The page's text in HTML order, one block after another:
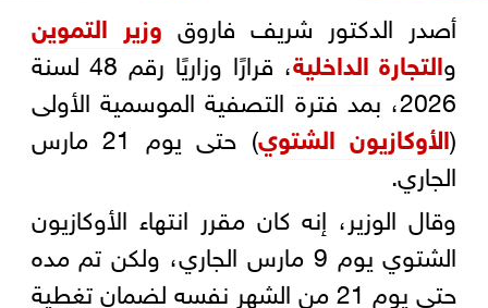
أصدر الدكتور شريف فاروق وزير التموين
والتجارة الداخلية
، قرارًا وزاريًا رقم 48 لسنة
2026، بمد فترة التصفية الموسمية الأولى
(الأوكازيون الشتوي
) حتى يوم 21 مارس
الجاري.
وقال الوزير، إنه كان مقرر انتهاء الأوكازيون
الشتوي يوم 9 مارس الجاري، ولكن تم مده
حتى يوم 21 من الشهر نفسه لضمان تغطية